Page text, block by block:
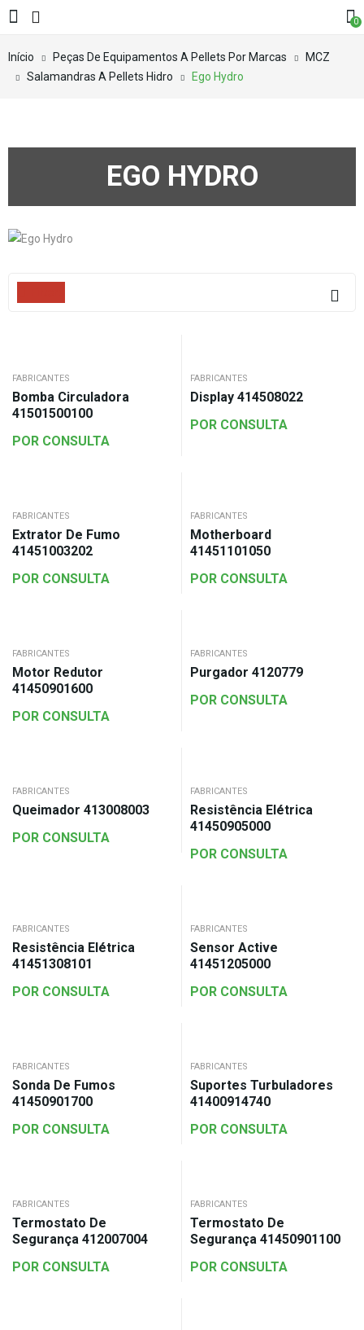
0
Início Peças De Equipamentos A Pellets Por Marcas
MCZ
Salamandras A Pellets Hidro
Ego Hydro
EGO HYDRO
FABRICANTES
Bomba Circuladora
41501500100
POR CONSULTA
FABRICANTES
Display 414508022
POR CONSULTA
FABRICANTES
Extrator De Fumo
41451003202
POR CONSULTA
FABRICANTES
Motherboard
41451101050
POR CONSULTA
FABRICANTES
Motor Redutor
41450901600
POR CONSULTA
FABRICANTES
Purgador 4120779
POR CONSULTA
FABRICANTES
Queimador 413008003
POR CONSULTA
FABRICANTES
Resistência Elétrica
41450905000
POR CONSULTA
FABRICANTES
Resistência Elétrica
41451308101
POR CONSULTA
FABRICANTES
Sensor Active
41451205000
POR CONSULTA
FABRICANTES
Sonda De Fumos
41450901700
POR CONSULTA
FABRICANTES
Suportes Turbuladores
41400914740
POR CONSULTA
FABRICANTES
Termostato De
Segurança 412007004
POR CONSULTA
FABRICANTES
Termostato De
Segurança 41450901100
POR CONSULTA